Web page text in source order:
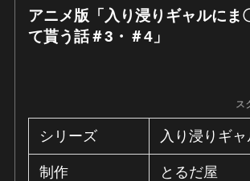
アニメ版「入り浸りギャルにま
て貰う話＃3・＃4」
ス
シリーズ 入り浸りギ
制作 とるだ屋